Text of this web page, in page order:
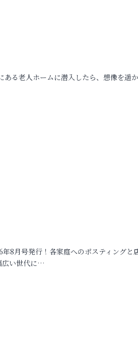
る老人ホームに潜入したら、想像を遥
年8月号発行！各家庭へのポスティングと
広い世代に…